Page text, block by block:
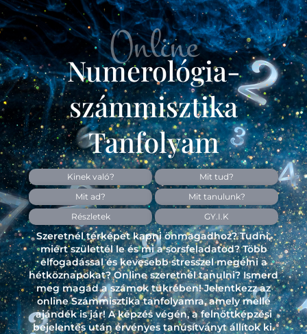
Online
Numerológia-
számmisztika
Tanfolyam
Kinek való?
Mit tud?
Mit ad?
Mit tanulunk?
Részletek
GY.I.K
Szeretnél térképet kapni önmagadhoz? Tudni,
miért születtél le és mi a sorsfeladatod? Több
elfogadással és kevesebb stresszel megélni a
hétköznapokat? Online szeretnél tanulni? Ismerd
meg magad a számok tükrében! Jelentkezz az
online Számmisztika tanfolyamra, amely mellé
ajándék is jár! A képzés végén, a felnőttképzési
bejelentés után érvényes tanúsítványt állítok ki.